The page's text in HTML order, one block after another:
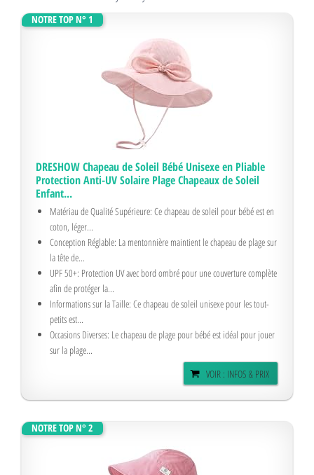
NOTRE TOP N° 1
DRESHOW Chapeau de Soleil Bébé Unisexe en Pliable
Protection Anti-UV Solaire Plage Chapeaux de Soleil
Enfant...
Matériau de Qualité Supérieure: Ce chapeau de soleil pour bébé est en
coton, léger...
Conception Réglable: La mentonnière maintient le chapeau de plage sur
la tête de...
UPF 50+: Protection UV avec bord ombré pour une couverture complète
afin de protéger la...
Informations sur la Taille: Ce chapeau de soleil unisexe pour les tout-
petits est...
Occasions Diverses: Le chapeau de plage pour bébé est idéal pour jouer
sur la plage...
VOIR : INFOS & PRIX
NOTRE TOP N° 2